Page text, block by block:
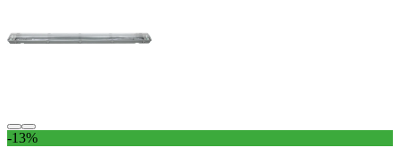
-13%